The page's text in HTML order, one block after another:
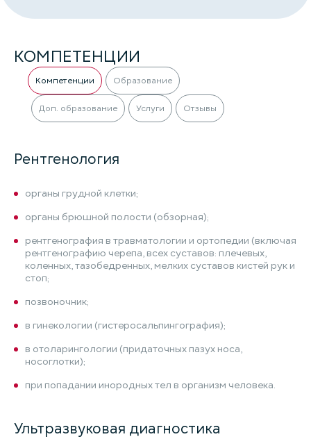
КОМПЕТЕНЦИИ
Компетенции Образование
Доп. образование Услуги Отзывы
Рентгенология
органы грудной клетки;
органы брюшной полости (обзорная);
рентгенография в травматологии и ортопедии (включая
рентгенографию черепа, всех суставов: плечевых,
коленных, тазобедренных, мелких суставов кистей рук и
стоп;
позвоночник;
в гинекологии (гистеросальпингография);
в отоларингологии (придаточных пазух носа,
носоглотки);
при попадании инородных тел в организм человека.
Ультразвуковая диагностика